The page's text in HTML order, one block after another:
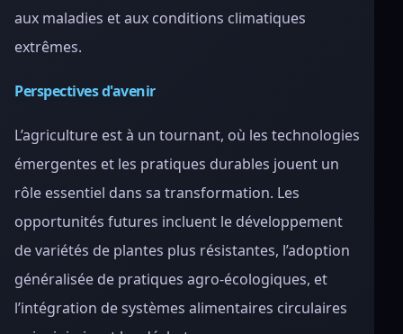
aux maladies et aux conditions climatiques
extrêmes.
Perspectives d'avenir
L’agriculture est à un tournant, où les technologies
émergentes et les pratiques durables jouent un
rôle essentiel dans sa transformation. Les
opportunités futures incluent le développement
de variétés de plantes plus résistantes, l’adoption
généralisée de pratiques agro-écologiques, et
l’intégration de systèmes alimentaires circulaires